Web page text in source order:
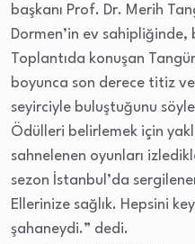
başkanı Prof. Dr. Merih
Dormen’in ev
Toplantıda konuşan
boyunca son derece titiz
seyirciyle buluştuğunu
Ödülleri belirlemek için
sahnelenen oyunları
sezon İstanbul’da
Ellerinize sağlık. Hepsini
şahaneydi.” dedi.